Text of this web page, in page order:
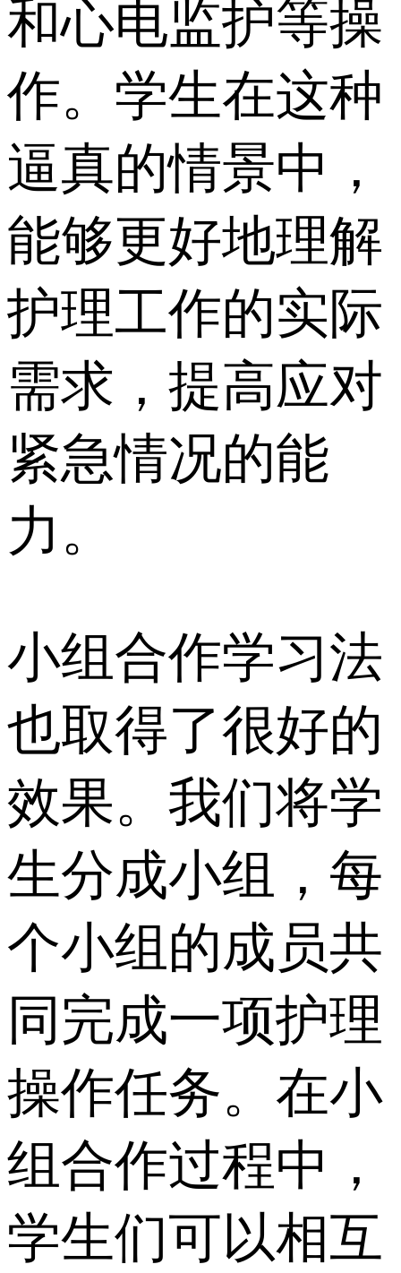
和心电监护等操
作。学生在这种
逼真的情景中，
能够更好地理解
护理工作的实际
需求，提高应对
紧急情况的能
力。
小组合作学习法
也取得了很好的
效果。我们将学
生分成小组，每
个小组的成员共
同完成一项护理
操作任务。在小
组合作过程中，
学生们可以相互